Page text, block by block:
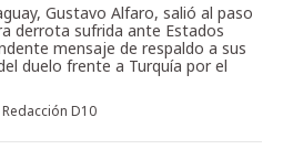
Gustavo Alfaro, salió al paso
derrota sufrida ante Estados
mensaje de respaldo a sus
duelo frente a Turquía por el
Redacción D10